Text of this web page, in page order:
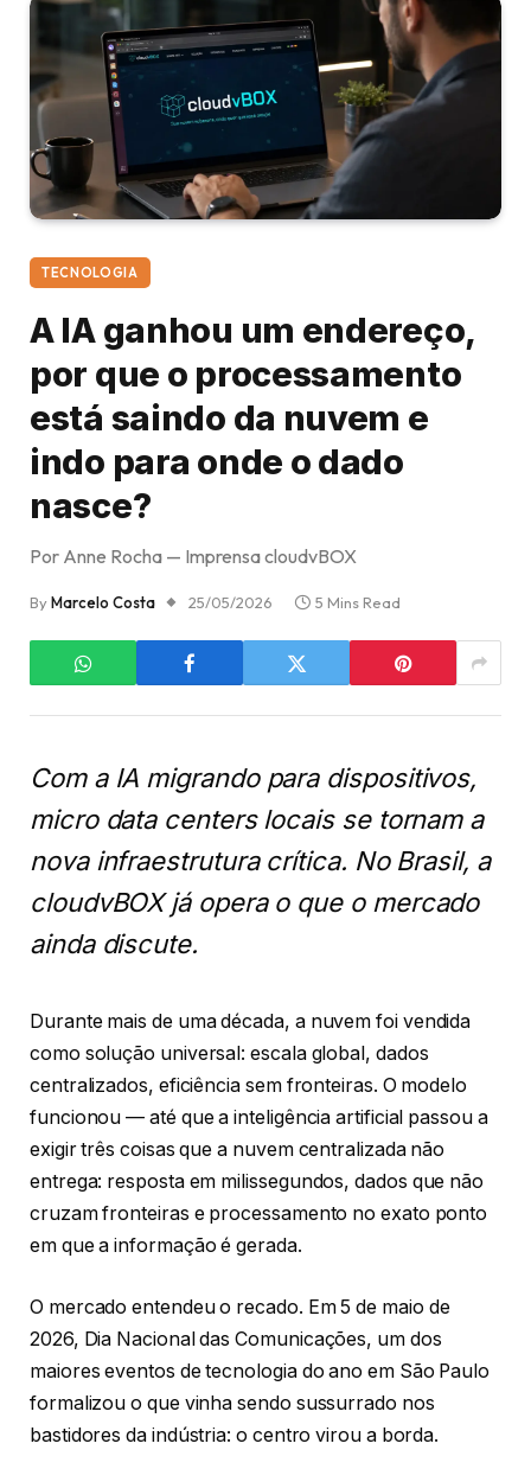
TECNOLOGIA
A IA ganhou um endereço,
por que o processamento
está saindo da nuvem e
indo para onde o dado
nasce?
Por Anne Rocha — Imprensa cloudvBOX
ByMarcelo Costa 25/05/2026 5 Mins Read
Com a IA migrando para dispositivos,
micro data centers locais se tornam a
nova infraestrutura crítica. No Brasil, a
cloudvBOX já opera o que o mercado
ainda discute.
Durante mais de uma década, a nuvem foi vendida
como solução universal: escala global, dados
centralizados, eficiência sem fronteiras. O modelo
funcionou — até que a inteligência artificial passou a
exigir três coisas que a nuvem centralizada não
entrega: resposta em milissegundos, dados que não
cruzam fronteiras e processamento no exato ponto
em que a informação é gerada.
O mercado entendeu o recado. Em 5 de maio de
2026, Dia Nacional das Comunicações, um dos
maiores eventos de tecnologia do ano em São Paulo
formalizou o que vinha sendo sussurrado nos
bastidores da indústria: o centro virou a borda.